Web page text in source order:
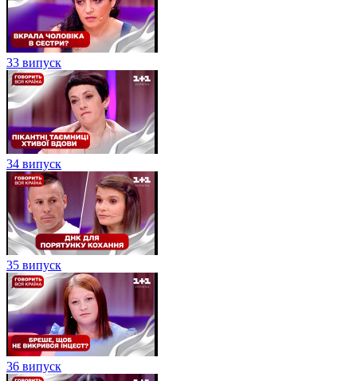
33 випуск
34 випуск
35 випуск
36 випуск